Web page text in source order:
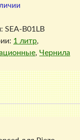
SEA-B01LB
1 литр,
,Чернила